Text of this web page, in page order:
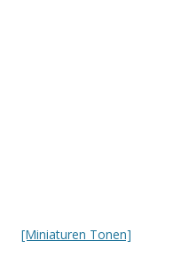
[Miniaturen Tonen]